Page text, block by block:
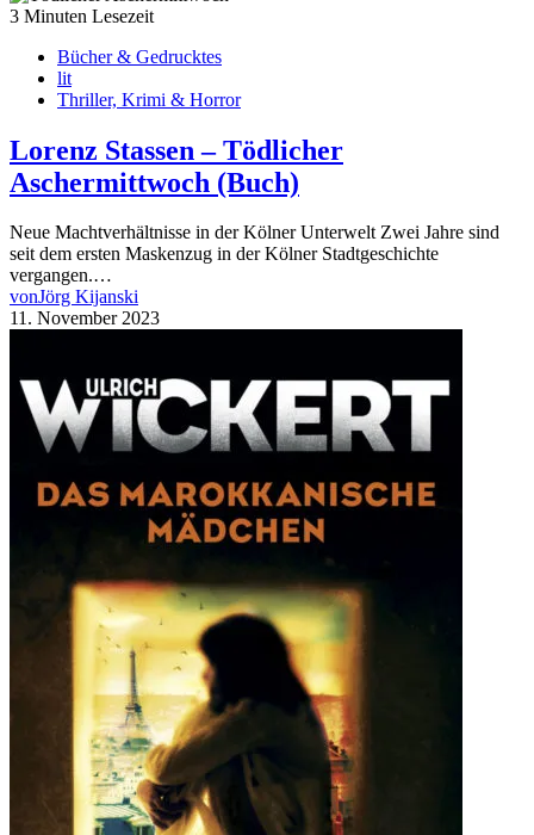
3 Minuten Lesezeit
Bücher & Gedrucktes
lit
Thriller, Krimi & Horror
Lorenz Stassen – Tödlicher
Aschermittwoch (Buch)
Neue Machtverhältnisse in der Kölner Unterwelt Zwei Jahre sind
seit dem ersten Maskenzug in der Kölner Stadtgeschichte
vergangen.…
vonJörg Kijanski
11. November 2023